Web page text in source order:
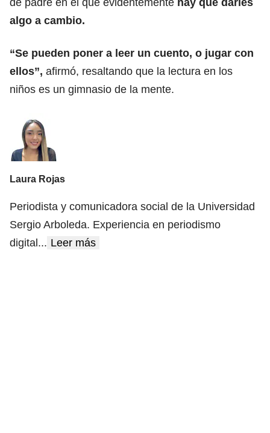
algo a cambio.
“Se pueden poner a leer un cuento, o jugar con
ellos”, afirmó, resaltando que la lectura en los
niños es un gimnasio de la mente.
Laura Rojas
Periodista y comunicadora social de la Universidad
Sergio Arboleda. Experiencia en periodismo
digital ... Leer más